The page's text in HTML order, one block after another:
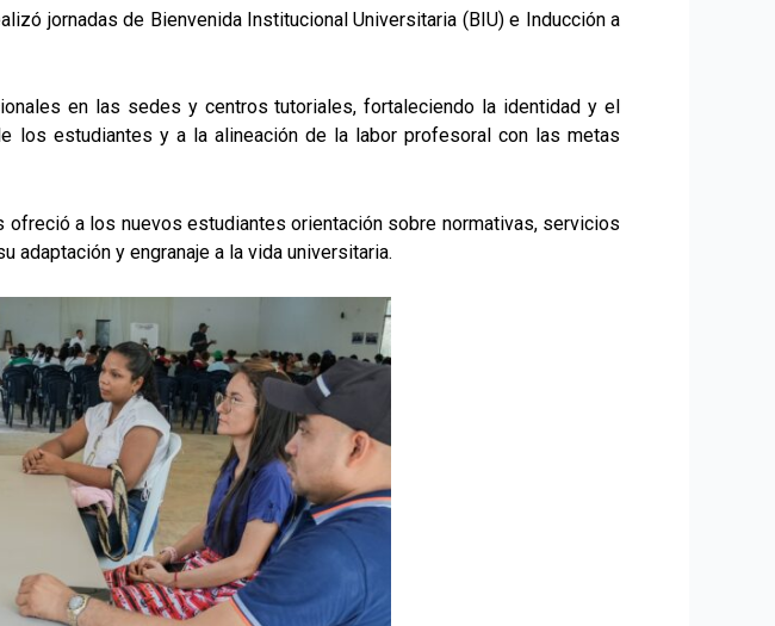
jornadas de Bienvenida Institucional Universitaria (BIU) e Inducción a
en las sedes y centros tutoriales, fortaleciendo la identidad y el
los estudiantes y a la alineación de la labor profesoral con las metas
a los nuevos estudiantes orientación sobre normativas, servicios
adaptación y engranaje a la vida universitaria.